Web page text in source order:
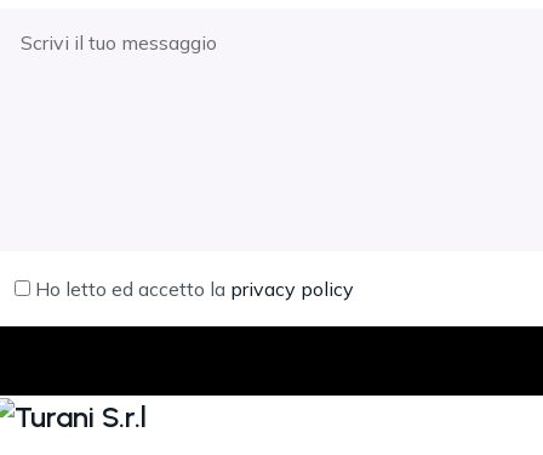
Ho letto ed accetto la privacy policy